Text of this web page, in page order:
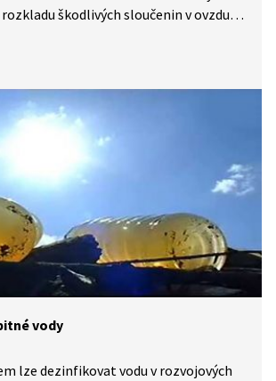
škodlivých sloučenin v ovzduší.
lze keramické obklady i stěny.
vody
lze dezinfikovat vodu v rozvojových